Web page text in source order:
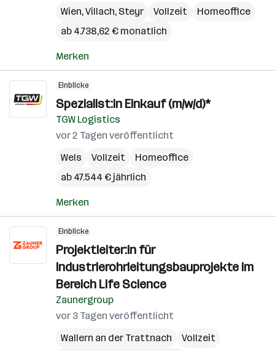
Wien,Villach, Steyr Vollzeit
Homeoffice
ab 4.738,62 € monatlich
Merken
Einblicke
Spezialist:in Einkauf (m/w/d)*
TGW Logistics
vor 2 Tagen veröffentlicht
Wels
Vollzeit
Homeoffice
ab 47.544 € jährlich
Merken
Einblicke
Projektleiter:in für
Industrierohrleitungsbauprojekte im
Bereich Life Science
Zaunergroup
vor 3 Tagen veröffentlicht
Wallern an der Trattnach
Vollzeit